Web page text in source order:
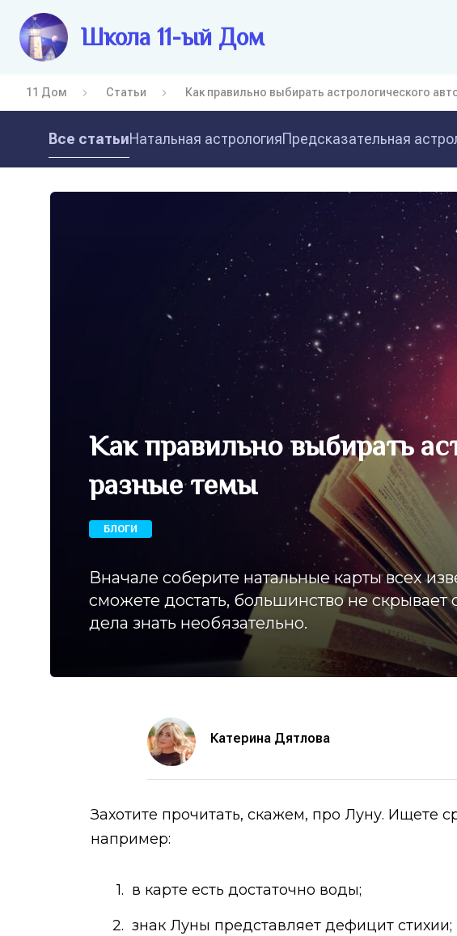
Школа 11-ый Дом
11 Дом Статьи Как правильно выбирать астрологического
Все статьиНатальная астрологияПредсказательная
Как правильно выбирать
разные темы
БЛОГИ
Вначале соберите натальные карты всех
сможете достать, большинство не
дела знать необязательно.
Катерина Дятлова
Захотите прочитать, скажем, про Луну. Ищете
например:
в карте есть достаточно воды;
знак Луны представляет дефицит стихии;